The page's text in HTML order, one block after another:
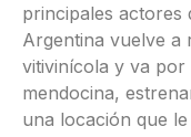
principales actores
Argentina vuelve a
vitivinícola y va por
mendocina,
una locación que